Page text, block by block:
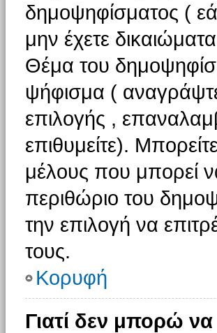
δημοψηφίσματος (
μην έχετε
Θέμα του
ψήφισμα (
επιλογής ,
επιθυμείτε).
μέλους που μπορεί
περιθώριο του
την επιλογή να
τους.
Κορυφή
Γιατί δεν μπορώ